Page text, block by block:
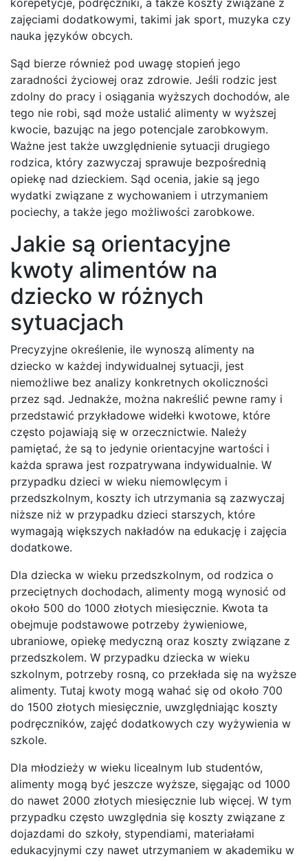
zajęciami dodatkowymi, takimi jak sport, muzyka czy
nauka języków obcych.
Sąd bierze również pod uwagę stopień jego
zaradności życiowej oraz zdrowie. Jeśli rodzic jest
zdolny do pracy i osiągania wyższych dochodów, ale
tego nie robi, sąd może ustalić alimenty w wyższej
kwocie, bazując na jego potencjale zarobkowym.
Ważne jest także uwzględnienie sytuacji drugiego
rodzica, który zazwyczaj sprawuje bezpośrednią
opiekę nad dzieckiem. Sąd ocenia, jakie są jego
wydatki związane z wychowaniem i utrzymaniem
pociechy, a także jego możliwości zarobkowe.
Jakie są orientacyjne
kwoty alimentów na
dziecko w różnych
sytuacjach
Precyzyjne określenie, ile wynoszą alimenty na
dziecko w każdej indywidualnej sytuacji, jest
niemożliwe bez analizy konkretnych okoliczności
przez sąd. Jednakże, można nakreślić pewne ramy i
przedstawić przykładowe widełki kwotowe, które
często pojawiają się w orzecznictwie. Należy
pamiętać, że są to jedynie orientacyjne wartości i
każda sprawa jest rozpatrywana indywidualnie. W
przypadku dzieci w wieku niemowlęcym i
przedszkolnym, koszty ich utrzymania są zazwyczaj
niższe niż w przypadku dzieci starszych, które
wymagają większych nakładów na edukację i zajęcia
dodatkowe.
Dla dziecka w wieku przedszkolnym, od rodzica o
przeciętnych dochodach, alimenty mogą wynosić od
około 500 do 1000 złotych miesięcznie. Kwota ta
obejmuje podstawowe potrzeby żywieniowe,
ubraniowe, opiekę medyczną oraz koszty związane z
przedszkolem. W przypadku dziecka w wieku
szkolnym, potrzeby rosną, co przekłada się na wyższe
alimenty. Tutaj kwoty mogą wahać się od około 700
do 1500 złotych miesięcznie, uwzględniając koszty
podręczników, zajęć dodatkowych czy wyżywienia w
szkole.
Dla młodzieży w wieku licealnym lub studentów,
alimenty mogą być jeszcze wyższe, sięgając od 1000
do nawet 2000 złotych miesięcznie lub więcej. W tym
przypadku często uwzględnia się koszty związane z
dojazdami do szkoły, stypendiami, materiałami
edukacyjnymi czy nawet utrzymaniem w akademiku w